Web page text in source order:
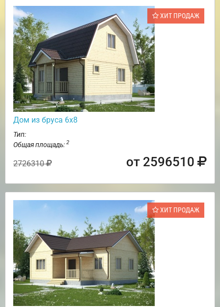
ХИТ ПРОДАЖ
Дом из бруса 6х8
Тип:
Общая площадь: 2
2726310 от 2596510
ХИТ ПРОДАЖ